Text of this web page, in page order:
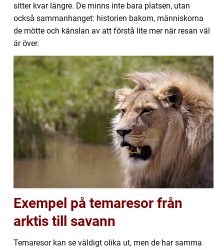
sitter kvar längre. De minns inte bara platsen, utan
också sammanhanget: historien bakom, människorna
de mötte och känslan av att förstå lite mer när resan väl
är över.
Exempel på temaresor från
arktis till savann
Temaresor kan se väldigt olika ut, men de har samma